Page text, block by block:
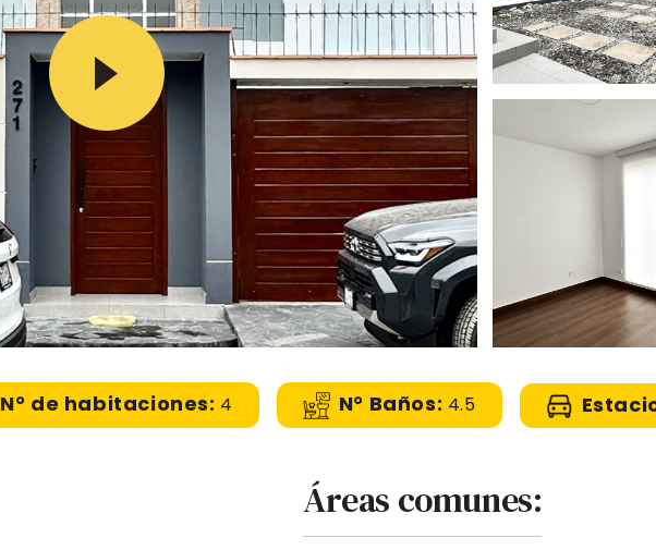
N° de habitaciones: 4 N° Baños: 4.5
Áreas comunes: